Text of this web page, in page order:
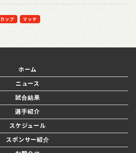
カップ マッチ
ホーム
ニュース
試合結果
選手紹介
スケジュール
スポンサー紹介